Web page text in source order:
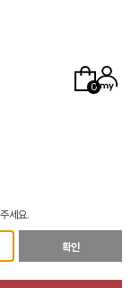
0
세요.
확인